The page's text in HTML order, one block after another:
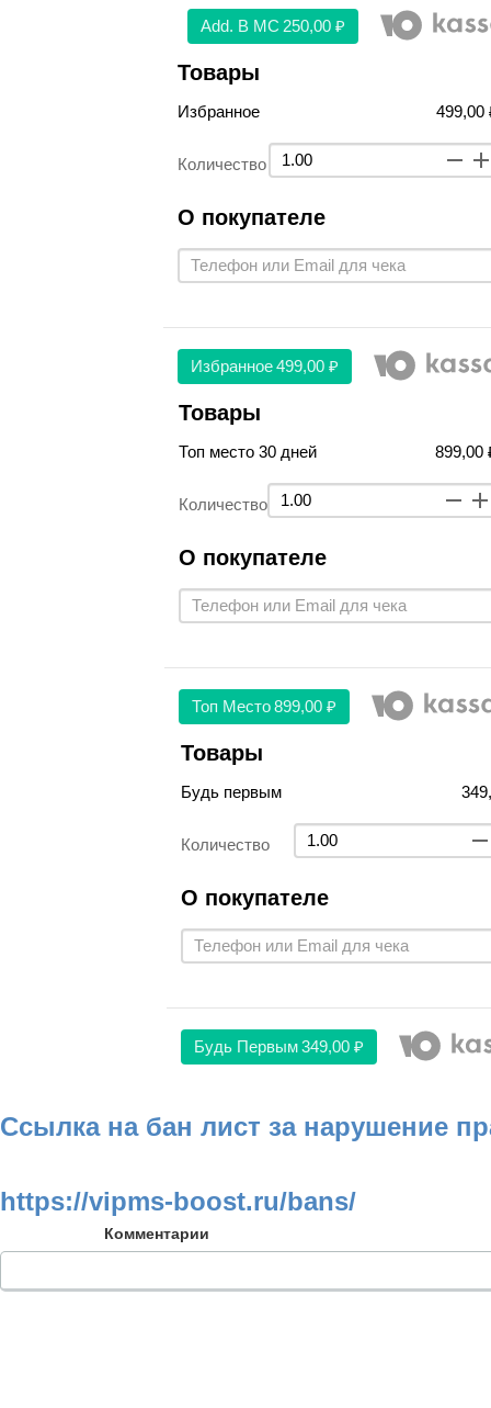
Аdd. В МС 250,00 ₽
Товары
Избранное 499,00
Количество
О покупателе
Избранное 499,00 ₽
Товары
Топ место 30 дней 899,00
Количество
О покупателе
Топ Место 899,00 ₽
Товары
Будь первым
Количество
О покупателе
Будь Первым349,00 ₽
Ссылка на бан лист за нарушение
https://vipms-boost.ru/bans/
Комментарии